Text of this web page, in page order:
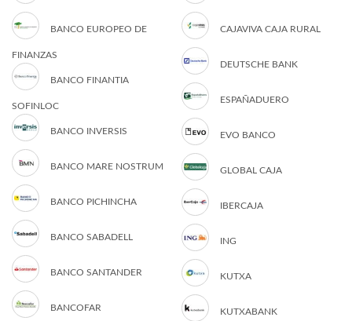
BANCO EUROPEO DE
FINANZAS
BANCO FINANTIA
SOFINLOC
BANCO INVERSIS
BANCO MARE NOSTRUM
BANCO PICHINCHA
BANCO SABADELL
BANCO SANTANDER
BANCOFAR
CAJAVIVA CAJA RURAL
DEUTSCHE BANK
ESPAÑADUERO
EVO BANCO
GLOBAL CAJA
IBERCAJA
ING
KUTXA
KUTXABANK